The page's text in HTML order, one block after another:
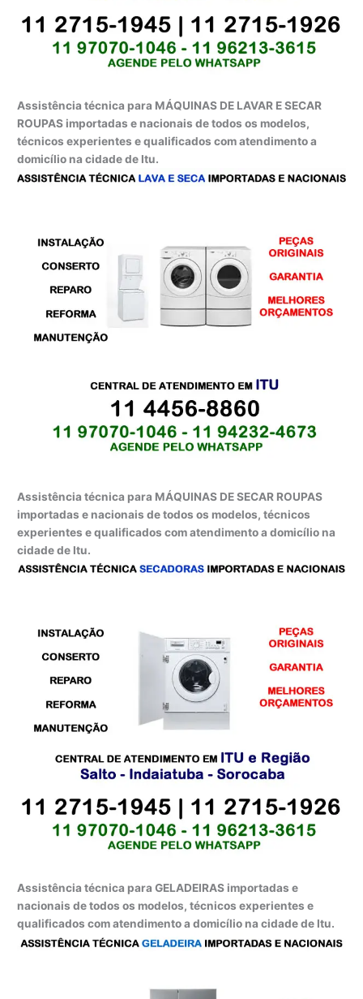
Assistência técnica para MÁQUINAS DE LAVAR E SECAR
ROUPAS importadas e nacionais de todos os modelos,
técnicos experientes e qualificados com atendimento a
domicílio na cidade de Itu.
Assistência técnica para MÁQUINAS DE SECAR ROUPAS
importadas e nacionais de todos os modelos, técnicos
experientes e qualificados com atendimento a domicílio na
cidade de Itu.
Assistência técnica para GELADEIRAS importadas e
nacionais de todos os modelos, técnicos experientes e
qualificados com atendimento a domicílio na cidade de Itu.